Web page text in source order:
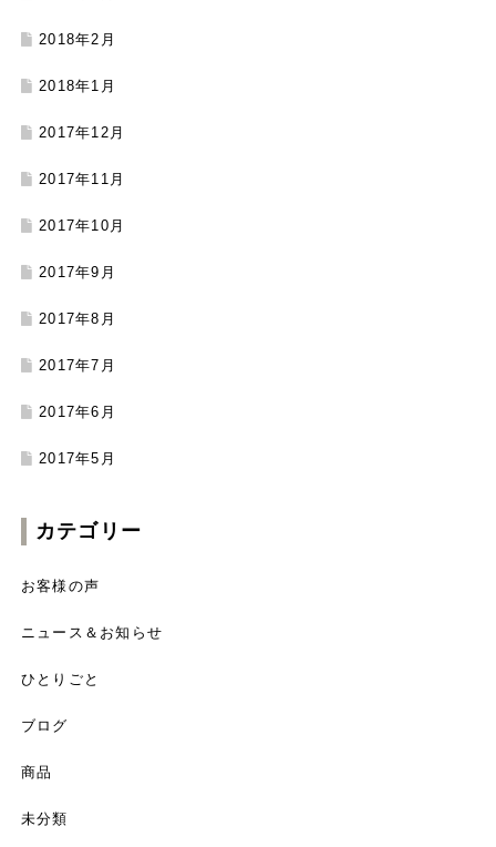
2018年2月
2018年1月
2017年12月
2017年11月
2017年10月
2017年9月
2017年8月
2017年7月
2017年6月
2017年5月
カテゴリー
お客様の声
ニュース＆お知らせ
ひとりごと
ブログ
商品
未分類